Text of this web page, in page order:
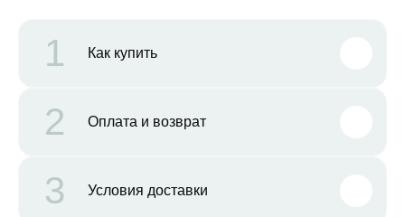
1 Как купить
2 Оплата и возврат
3 Условия доставки